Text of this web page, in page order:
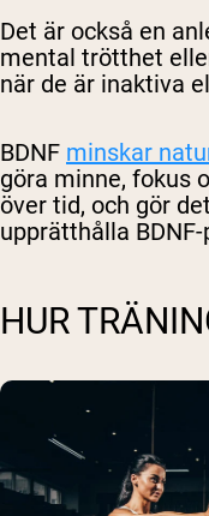
Det är också en
mental trötthet
när de är inaktiva
BDNF minskar
göra minne, fokus
över tid, och gör
upprätthålla
HUR